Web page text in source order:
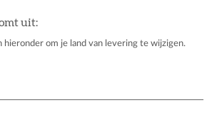
uit:
om je land van levering te wijzigen.